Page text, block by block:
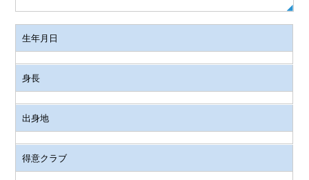
生年月日
身長
出身地
得意クラブ